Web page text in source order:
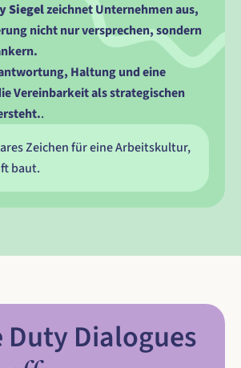
Siegel zeichnet Unternehmen aus,
nicht nur versprechen, sondern
Haltung und eine
Vereinbarkeit als strategischen
.
Zeichen für eine Arbeitskultur,
baut.